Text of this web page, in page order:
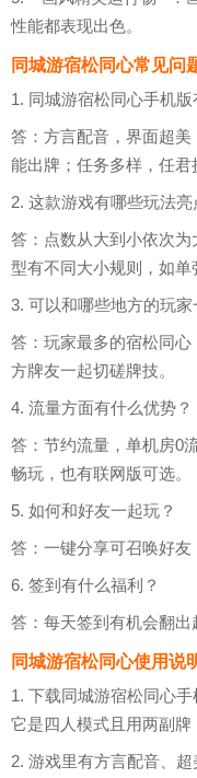
性能都表现出色。
同城游宿松同心常见问
1. 同城游宿松同心手机版
答：方言配音，界面超
能出牌；任务多样，任君
2. 这款游戏有哪些玩法亮
答：点数从大到小依次
型有不同大小规则，如单
3. 可以和哪些地方的玩家
答：玩家最多的宿松同
方牌友一起切磋牌技。
4. 流量方面有什么优势？
答：节约流量，单机房0
畅玩，也有联网版可选。
5. 如何和好友一起玩？
答：一键分享可召唤好友
6. 签到有什么福利？
答：每天签到有机会翻出
同城游宿松同心使用说
1. 下载同城游宿松同心
它是四人模式且用两副牌
2. 游戏里有方言配音、